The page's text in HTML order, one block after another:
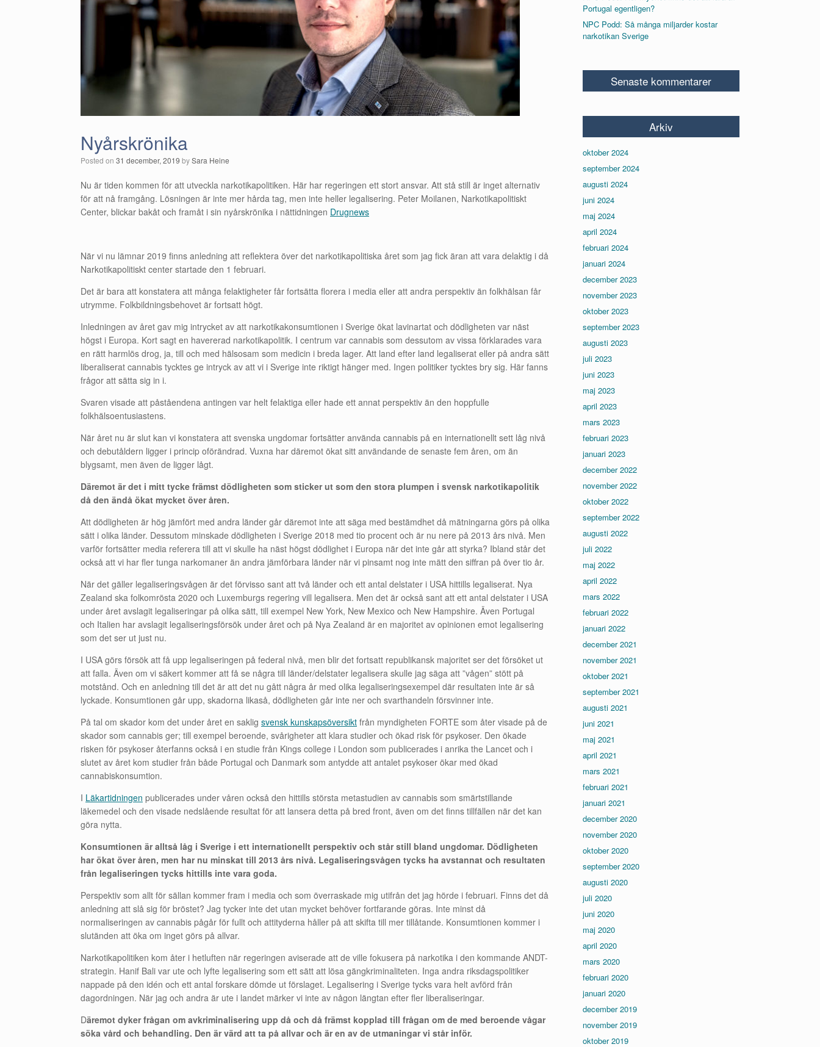
Nyårskrönika
Posted on 31 december, 2019 bySara Heine
Nu är tiden kommen för att utveckla narkotikapolitiken. Här har regeringen ett stort ansvar. Att stå still är inget alternativ
för att nå framgång. Lösningen är inte mer hårda tag, men inte heller legalisering. Peter Moilanen, Narkotikapolitiskt
Center, blickar bakåt och framåt i sin nyårskrönika i nättidningen Drugnews
När vi nu lämnar 2019 finns anledning att reflektera över det narkotikapolitiska året som jag fick äran att vara delaktig i då
Narkotikapolitiskt center startade den 1 februari.
Det är bara att konstatera att många felaktigheter får fortsätta florera i media eller att andra perspektiv än folkhälsan får
utrymme. Folkbildningsbehovet är fortsatt högt.
Inledningen av året gav mig intrycket av att narkotikakonsumtionen i Sverige ökat lavinartat och dödligheten var näst
högst i Europa. Kort sagt en havererad narkotikapolitik. I centrum var cannabis som dessutom av vissa förklarades vara
en rätt harmlös drog, ja, till och med hälsosam som medicin i breda lager. Att land efter land legaliserat eller på andra sätt
liberaliserat cannabis tycktes ge intryck av att vi i Sverige inte riktigt hänger med. Ingen politiker tycktes bry sig. Här fanns
frågor att sätta sig in i.
Svaren visade att påståendena antingen var helt felaktiga eller hade ett annat perspektiv än den hoppfulle
folkhälsoentusiastens.
När året nu är slut kan vi konstatera att svenska ungdomar fortsätter använda cannabis på en internationellt sett låg nivå
och debutåldern ligger i princip oförändrad. Vuxna har däremot ökat sitt användande de senaste fem åren, om än
blygsamt, men även de ligger lågt.
Däremot är det i mitt tycke främst dödligheten som sticker ut som den stora plumpen i svensk narkotikapolitik
då den ändå ökat mycket över åren.
Att dödligheten är hög jämfört med andra länder går däremot inte att säga med bestämdhet då mätningarna görs på olika
sätt i olika länder. Dessutom minskade dödligheten i Sverige 2018 med tio procent och är nu nere på 2013 års nivå. Men
varför fortsätter media referera till att vi skulle ha näst högst dödlighet i Europa när det inte går att styrka? Ibland står det
också att vi har fler tunga narkomaner än andra jämförbara länder när vi pinsamt nog inte mätt den siffran på över tio år.
När det gäller legaliseringsvågen är det förvisso sant att två länder och ett antal delstater i USA hittills legaliserat. Nya
Zealand ska folkomrösta 2020 och Luxemburgs regering vill legalisera. Men det är också sant att ett antal delstater i USA
under året avslagit legaliseringar på olika sätt, till exempel New York, New Mexico och New Hampshire. Även Portugal
och Italien har avslagit legaliseringsförsök under året och på Nya Zealand är en majoritet av opinionen emot legalisering
som det ser ut just nu.
I USA görs försök att få upp legaliseringen på federal nivå, men blir det fortsatt republikansk majoritet ser det försöket ut
att falla. Även om vi säkert kommer att få se några till länder/delstater legalisera skulle jag säga att ”vågen” stött på
motstånd. Och en anledning till det är att det nu gått några år med olika legaliseringsexempel där resultaten inte är så
lyckade. Konsumtionen går upp, skadorna likaså, dödligheten går inte ner och svarthandeln försvinner inte.
På tal om skador kom det under året en saklig svensk kunskapsöversikt från myndigheten FORTE som åter visade på de
skador som cannabis ger; till exempel beroende, svårigheter att klara studier och ökad risk för psykoser. Den ökade
risken för psykoser återfanns också i en studie från Kings college i London som publicerades i anrika the Lancet och i
slutet av året kom studier från både Portugal och Danmark som antydde att antalet psykoser ökar med ökad
cannabiskonsumtion.
I Läkartidningen publicerades under våren också den hittills största metastudien av cannabis som smärtstillande
läkemedel och den visade nedslående resultat för att lansera detta på bred front, även om det finns tillfällen när det kan
göra nytta.
Konsumtionen är alltså låg i Sverige i ett internationellt perspektiv och står still bland ungdomar. Dödligheten
har ökat över åren, men har nu minskat till 2013 års nivå. Legaliseringsvågen tycks ha avstannat och resultaten
från legaliseringen tycks hittills inte vara goda.
Perspektiv som allt för sällan kommer fram i media och som överraskade mig utifrån det jag hörde i februari. Finns det då
anledning att slå sig för bröstet? Jag tycker inte det utan mycket behöver fortfarande göras. Inte minst då
normaliseringen av cannabis pågår för fullt och attityderna håller på att skifta till mer tillåtande. Konsumtionen kommer i
slutänden att öka om inget görs på allvar.
Narkotikapolitiken kom åter i hetluften när regeringen aviserade att de ville fokusera på narkotika i den kommande ANDT-
strategin. Hanif Bali var ute och lyfte legalisering som ett sätt att lösa gängkriminaliteten. Inga andra riksdagspolitiker
nappade på den idén och ett antal forskare dömde ut förslaget. Legalisering i Sverige tycks vara helt avförd från
dagordningen. När jag och andra är ute i landet märker vi inte av någon längtan efter fler liberaliseringar.
Däremot dyker frågan om avkriminalisering upp då och då främst kopplad till frågan om de med beroende vågar
söka vård och behandling. Den är värd att ta på allvar och är en av de utmaningar vi står inför.
Portugal egentligen?
NPC Podd: Så många miljarder kostar
narkotikan Sverige
Senaste kommentarer
Arkiv
oktober 2024
september 2024
augusti 2024
juni 2024
maj 2024
april 2024
februari 2024
januari 2024
december 2023
november 2023
oktober 2023
september 2023
augusti 2023
juli 2023
juni 2023
maj 2023
april 2023
mars 2023
februari 2023
januari 2023
december 2022
november 2022
oktober 2022
september 2022
augusti 2022
juli 2022
maj 2022
april 2022
mars 2022
februari 2022
januari 2022
december 2021
november 2021
oktober 2021
september 2021
augusti 2021
juni 2021
maj 2021
april 2021
mars 2021
februari 2021
januari 2021
december 2020
november 2020
oktober 2020
september 2020
augusti 2020
juli 2020
juni 2020
maj 2020
april 2020
mars 2020
februari 2020
januari 2020
december 2019
november 2019
oktober 2019